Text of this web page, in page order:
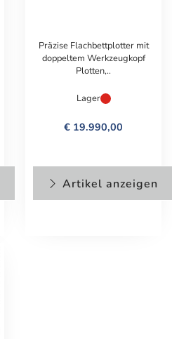
Präzise Flachbettplotter mit
doppeltem Werkzeugkopf
Plotten,..
Lager
€ 19.990,00
Artikel anzeigen